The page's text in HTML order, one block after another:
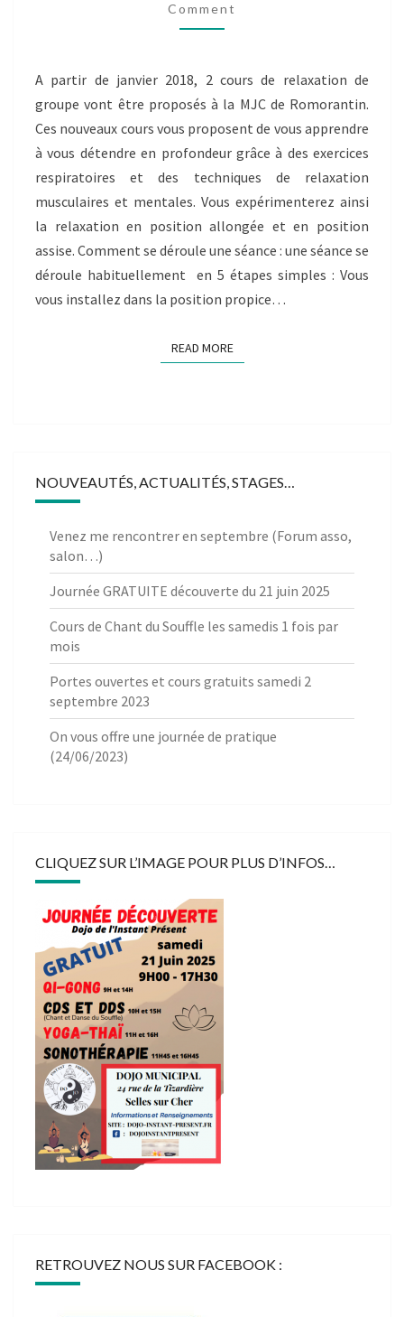
LA
MJC
LANTHENAY
Comment
A partir de janvier 2018, 2 cours de relaxation de
groupe vont être proposés à la MJC de Romorantin.
Ces nouveaux cours vous proposent de vous apprendre
à vous détendre en profondeur grâce à des exercices
respiratoires et des techniques de relaxation
musculaires et mentales. Vous expérimenterez ainsi
la relaxation en position allongée et en position
assise. Comment se déroule une séance : une séance se
déroule habituellement en 5 étapes simples : Vous
vous installez dans la position propice…
READ MOREREAD MORE
NOUVEAUTÉS, ACTUALITÉS, STAGES…
Venez me rencontrer en septembre (Forum asso,
salon…)
Journée GRATUITE découverte du 21 juin 2025
Cours de Chant du Souffle les samedis 1 fois par
mois
Portes ouvertes et cours gratuits samedi 2
septembre 2023
On vous offre une journée de pratique
(24/06/2023)
CLIQUEZ SUR L’IMAGE POUR PLUS D’INFOS…
RETROUVEZ NOUS SUR FACEBOOK :